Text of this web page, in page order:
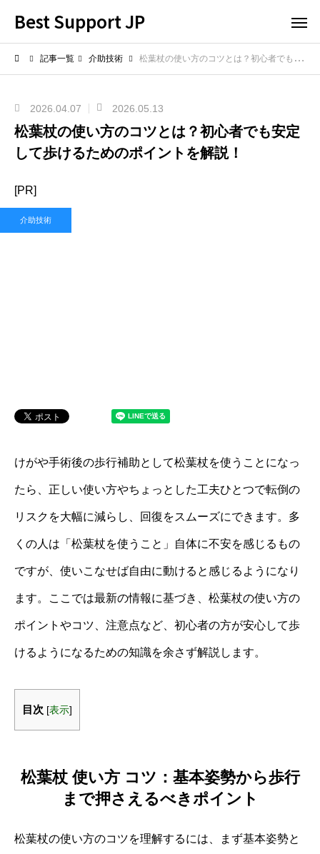
Best Support JP
記事一覧 介助技術 松葉杖の使い方のコツとは？初心者でも安定して歩けるためのポイントを解説！
2026.04.07 2026.05.13
松葉杖の使い方のコツとは？初心者でも安定
して歩けるためのポイントを解説！
[PR]
介助技術
けがや手術後の歩行補助として松葉杖を使うことになっ
たら、正しい使い方やちょっとした工夫ひとつで転倒の
リスクを大幅に減らし、回復をスムーズにできます。多
くの人は「松葉杖を使うこと」自体に不安を感じるもの
ですが、使いこなせば自由に動けると感じるようになり
ます。ここでは最新の情報に基づき、松葉杖の使い方の
ポイントやコツ、注意点など、初心者の方が安心して歩
けるようになるための知識を余さず解説します。
目次 [表示]
松葉杖 使い方 コツ：基本姿勢から歩行
まで押さえるべきポイント
松葉杖の使い方のコツを理解するには、まず基本姿勢と